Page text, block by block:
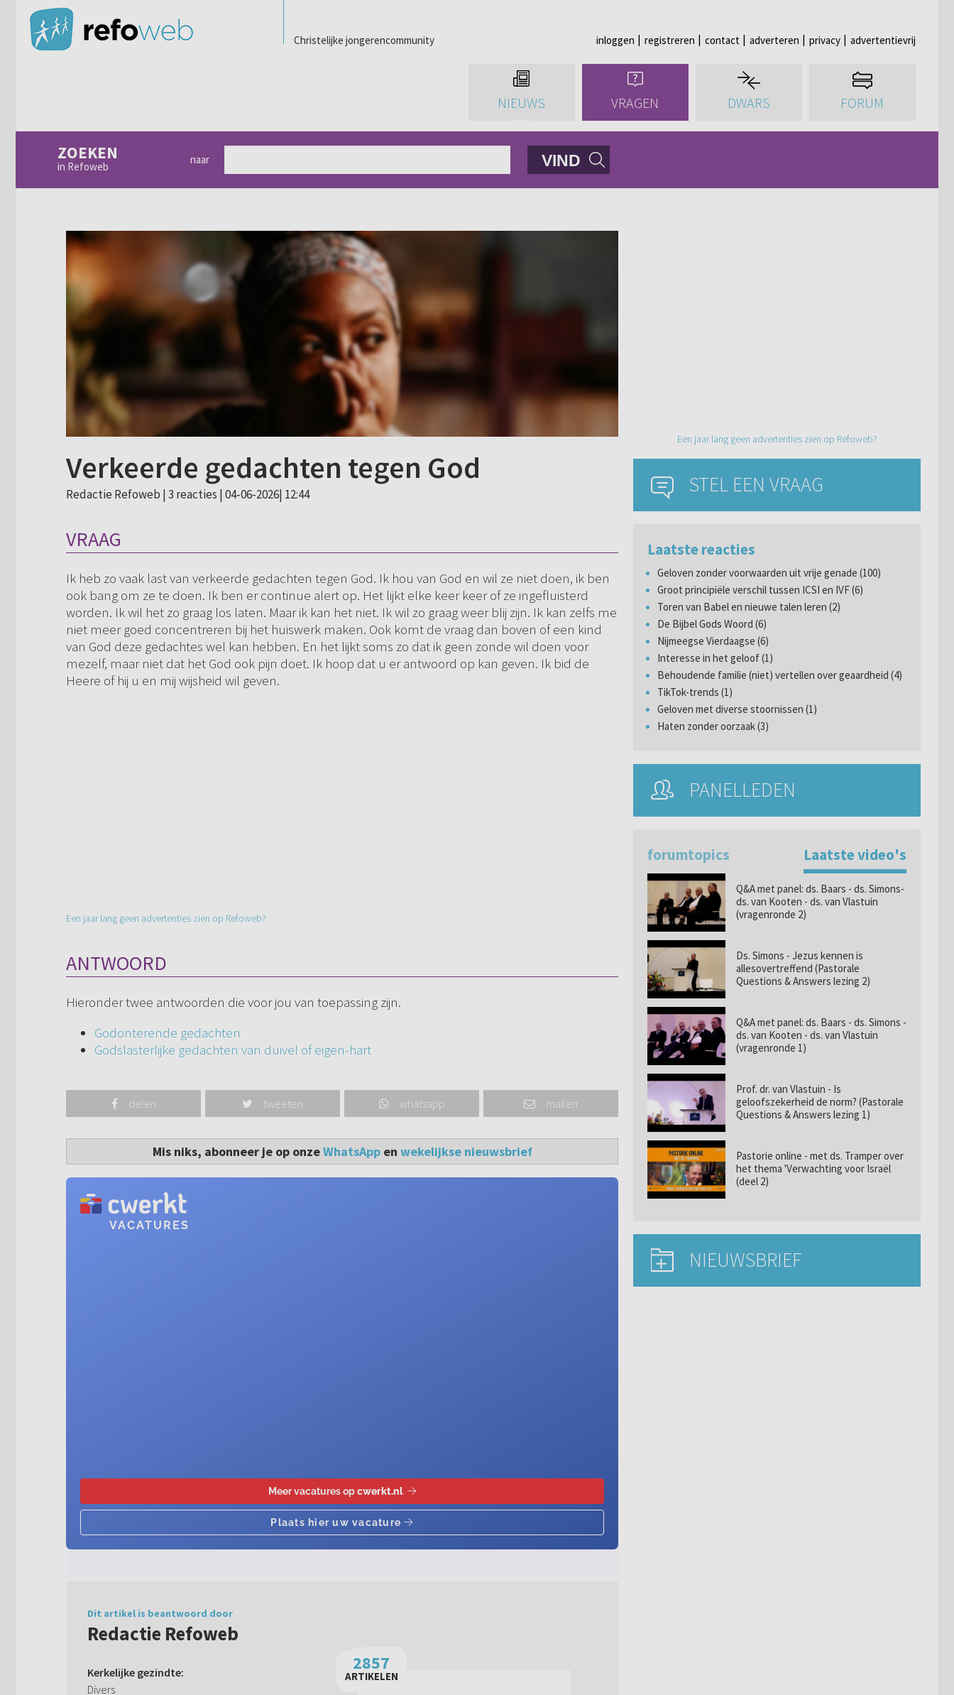
Christelijke jongerencommunity inloggen registreren contact adverteren privacy advertentievrij
NIEUWS VRAGEN DWARS FORUM
ZOEKEN
in Refoweb
naar VIND
Verkeerde gedachten tegen God
Redactie Refoweb | 3 reacties | 04-06-2026| 12:44
VRAAG
Ik heb zo vaak last van verkeerde gedachten tegen God. Ik hou van God en wil ze niet doen, ik ben
ook bang om ze te doen. Ik ben er continue alert op. Het lijkt elke keer keer of ze ingefluisterd
worden. Ik wil het zo graag los laten. Maar ik kan het niet. Ik wil zo graag weer blij zijn. Ik kan zelfs me
niet meer goed concentreren bij het huiswerk maken. Ook komt de vraag dan boven of een kind
van God deze gedachtes wel kan hebben. En het lijkt soms zo dat ik geen zonde wil doen voor
mezelf, maar niet dat het God ook pijn doet. Ik hoop dat u er antwoord op kan geven. Ik bid de
Heere of hij u en mij wijsheid wil geven.
Een jaar lang geen advertenties zien op Refoweb?
ANTWOORD
Hieronder twee antwoorden die voor jou van toepassing zijn.
Godonterende gedachten
Godslasterlijke gedachten van duivel of eigen-hart
delen tweeten whatsapp mailen
Mis niks, abonneer je op onzeWhatsAppen wekelijkse nieuwsbrief
Dit artikel is beantwoord door
Redactie Refoweb
Kerkelijke gezindte:
Divers
2857
ARTIKELEN
Een jaar lang geen advertenties zien op Refoweb?
STEL EEN VRAAG
Laatste reacties
Geloven zonder voorwaarden uit vrije genade (100)
Groot principiële verschil tussen ICSI en IVF (6)
Toren van Babel en nieuwe talen leren (2)
De Bijbel Gods Woord (6)
Nijmeegse Vierdaagse (6)
Interesse in het geloof (1)
Behoudende familie (niet) vertellen over geaardheid (4)
TikTok-trends (1)
Geloven met diverse stoornissen (1)
Haten zonder oorzaak (3)
PANELLEDEN
forumtopics Laatste video's
Q&A met panel: ds. Baars - ds. Simons-
ds. van Kooten - ds. van Vlastuin
(vragenronde 2)
Ds. Simons - Jezus kennen is
allesovertreffend (Pastorale
Questions & Answers lezing 2)
Q&A met panel: ds. Baars - ds. Simons -
ds. van Kooten - ds. van Vlastuin
(vragenronde 1)
Prof. dr. van Vlastuin - Is
geloofszekerheid de norm? (Pastorale
Questions & Answers lezing 1)
Pastorie online - met ds. Tramper over
het thema 'Verwachting voor Israël
(deel 2)
NIEUWSBRIEF